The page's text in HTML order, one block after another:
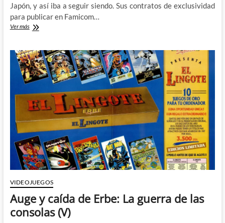
Japón, y así iba a seguir siendo. Sus contratos de exclusividad
para publicar en Famicom…
Ver másSonic
Fighter
II:
La
guerra
las
consolas
VIDEOJUEGOS
Auge y caída de Erbe: La guerra de las
consolas (V)